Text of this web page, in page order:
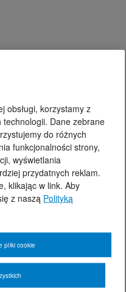
obsługi, korzystamy z
Dane zebrane
do różnych
funkcjonalności strony,
wyświetlania
przydatnych reklam.
klikając w link. Aby
z naszą Polityką
pliki cookie